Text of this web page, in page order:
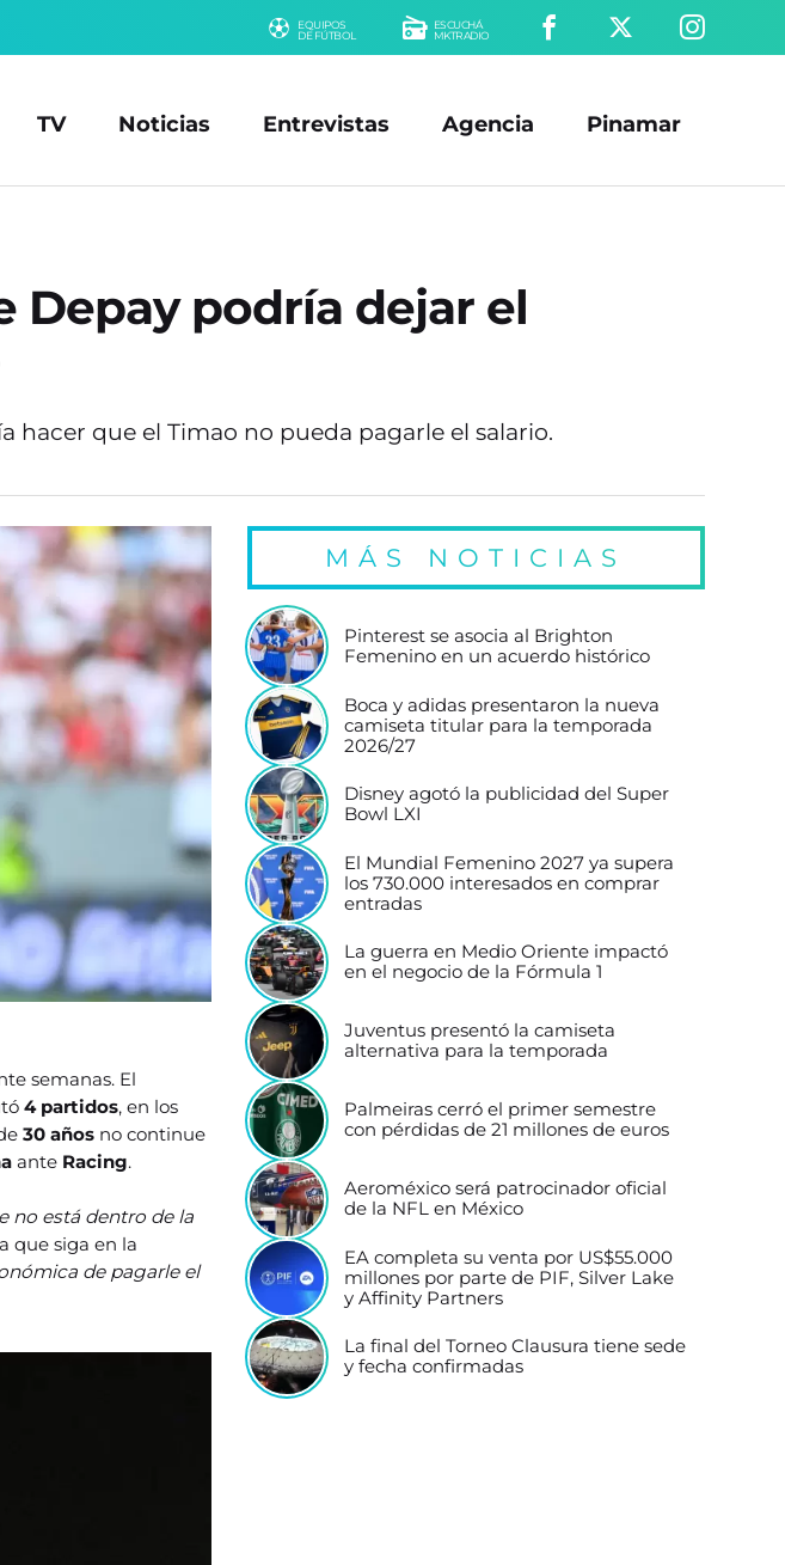
EQUIPOS
DE FÚTBOL
ESCUCHÁ
MKTRADIO
TV Noticias Entrevistas Agencia Pinamar
Depay podría dejar el
que el Timao no pueda pagarle el salario.
semanas. El
4 partidos, en los
30 años no continue
ante Racing.
no está dentro de la
que siga en la
de pagarle el
MÁS NOTICIAS
Pinterest se asocia al Brighton
Femenino en un acuerdo histórico
Boca y adidas presentaron la nueva
camiseta titular para la temporada
2026/27
Disney agotó la publicidad del Super
Bowl LXI
El Mundial Femenino 2027 ya supera
los 730.000 interesados en comprar
entradas
La guerra en Medio Oriente impactó
en el negocio de la Fórmula 1
Juventus presentó la camiseta
alternativa para la temporada
Palmeiras cerró el primer semestre
con pérdidas de 21 millones de euros
Aeroméxico será patrocinador oficial
de la NFL en México
EA completa su venta por US$55.000
millones por parte de PIF, Silver Lake
y Affinity Partners
La final del Torneo Clausura tiene sede
y fecha confirmadas